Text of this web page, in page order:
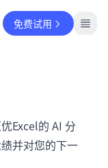
免费试用
Excel的 AI 分
并对您的下一